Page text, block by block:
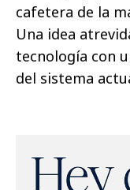
cafetera de la
Una idea
tecnología con
del sistema